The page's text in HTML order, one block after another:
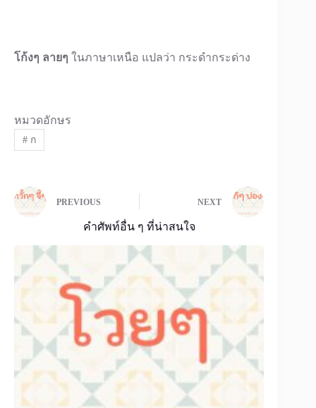
โก้งๆ ลายๆ ในภาษาเหนือ แปลว่า กระดำกระด่าง
หมวดอักษร
#ก
PREVIOUS NEXT
คำศัพท์อื่น ๆ ที่น่าสนใจ